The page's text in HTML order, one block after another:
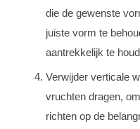
die de gewenste
juiste vorm te
aantrekkelijk te
Verwijder verticale
vruchten dragen,
richten op de